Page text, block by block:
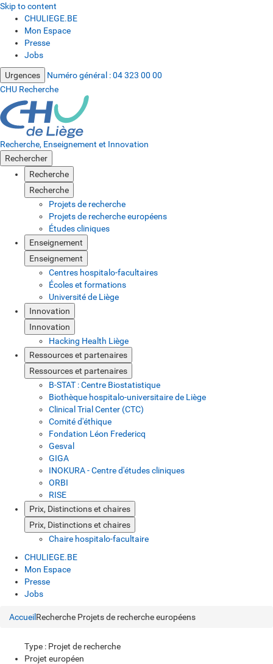
Skip to content
CHULIEGE.BE
Mon Espace
Presse
Jobs
Urgences Numéro général :04 323 00 00
CHU Recherche
Recherche, Enseignement et Innovation
Rechercher
Recherche
Recherche
Projets de recherche
Projets de recherche européens
Études cliniques
Enseignement
Enseignement
Centres hospitalo-facultaires
Écoles et formations
Université de Liège
Innovation
Innovation
Hacking Health Liège
Ressources et partenaires
Ressources et partenaires
B-STAT : Centre Biostatistique
Biothèque hospitalo-universitaire de Liège
Clinical Trial Center (CTC)
Comité d'éthique
Fondation Léon Fredericq
Gesval
GIGA
INOKURA - Centre d'études cliniques
ORBI
RISE
Prix, Distinctions et chaires
Prix, Distinctions et chaires
Chaire hospitalo-facultaire
CHULIEGE.BE
Mon Espace
Presse
Jobs
Accueil Recherche Projets de recherche européens
Type : Projet de recherche
Projet européen